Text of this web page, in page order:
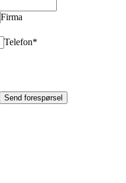
Firma
Telefon*
Send forespørsel